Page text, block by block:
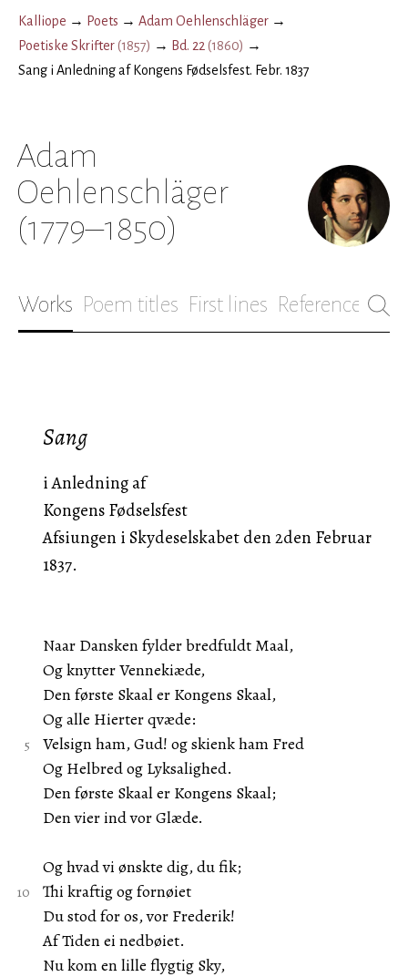
Kalliope → Poets → Adam Oehlenschläger →
Poetiske Skrifter(1857) → Bd. 22 (1860) →
Sang i Anledning af Kongens Fødselsfest. Febr. 1837
Adam
Oehlenschläger
(1779–1850)
Works Poem titles First lines References
Sang
i Anledning af
Kongens Fødselsfest
Afsiungen i Skydeselskabet den 2den Februar
1837.
Naar Dansken fylder bredfuldt Maal,
Og knytter Vennekiæde,
Den første Skaal er Kongens Skaal,
Og alle Hierter qvæde:
Velsign ham, Gud! og skienk ham Fred
Og Helbred og Lyksalighed.
Den første Skaal er Kongens Skaal;
Den vier ind vor Glæde.
Og hvad vi ønskte dig, du fik;
Thi kraftig og fornøiet
Du stod for os, vor Frederik!
Af Tiden ei nedbøiet.
Nu kom en lille flygtig Sky,